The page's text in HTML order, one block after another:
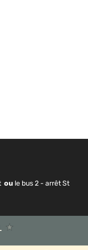
ou le bus 2 - arrêt St